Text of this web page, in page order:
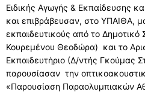
e-ΧΑΡΤΗΣ
ΠΕΡΙΦΕΡΕΙΕΣ ΣΧΟΛΕΙΩΝ
ΟΜΑΔΕΣ ΣΧΟΛΕΙΩΝ
ΚΑΤΗΓΟΡΙΕΣ ΜΟΡΙΑ
ΟΡΓΑΝΙΚΟΤΗΤΑ ΣΧΟΛΙΚΩΝ
ΙΔΡΥΜΕΝΟ ΤΜΗΜΑ ΕΝΤΑΞΗΣ
ΣΥΜΒΟΥΛΟΙ ΕΚΠΑΙΔΕΥΣΗΣ
ΙΔΙΩΤΙΚΗ ΕΚΠΑΙΔΕΥΣΗ
ΕΚΔΡΟΜΕΣ
ΕΚΔΡΟΜΕΣ
ΣΥΧΝΕΣ ΕΡΩΤΗΣΕΙΣ ΓΙΑ
ΤΟΠΟΘΕΤΗΣΕΙΣ
ΜΕΤΑΘΕΣΕΙΣ
ΑΠΟΣΠΑΣΕΙΣ
ΥΠΕΡΑΡΙΘΜΙΕΣ
ΚΑΙΝΟΤΟΜΕΣ ΔΡΑΣΕΙΣ
ΣΥΝΕΔΡΙΟ
ΕΠΙΜΟΡΦΩΣΕΙΣ ΕΠΟΠΤΡΙΑΣ
ΕΠΙΜΟΡΦΩΣΕΙΣ ΣΥΜΒΟΥΛΩΝ
ΣΩΜΑ ΣΥΜΒΟΥΛΩΝ
ΟΙΚΟΝΟΜΙΚΑ
ΟΙΚΟΝΟΜΙΚΑ
ΜΙΣΘΟΔΟΣΙΑ
ΠΡΟΥΠΟΛΟΓΙΣΜΟΣ
ERASMUS+
ΕΠΙΚΟΙΝΩΝΙΑ
ΕΠΙΚΟΙΝΩΝΙΑ
Ειδικής Αγωγής & Εκπαίδευσης
και επιβράβευσαν, στο ΥΠΑΙΘΑ,
εκπαιδευτικούς από το Δημοτικό
Κουρεμένου Θεοδώρα) και το
Εκπαιδευτήριο (Δ/ντής Γκούμας
παρουσίασαν την
«Παρουσίαση Παραολυμπιακών